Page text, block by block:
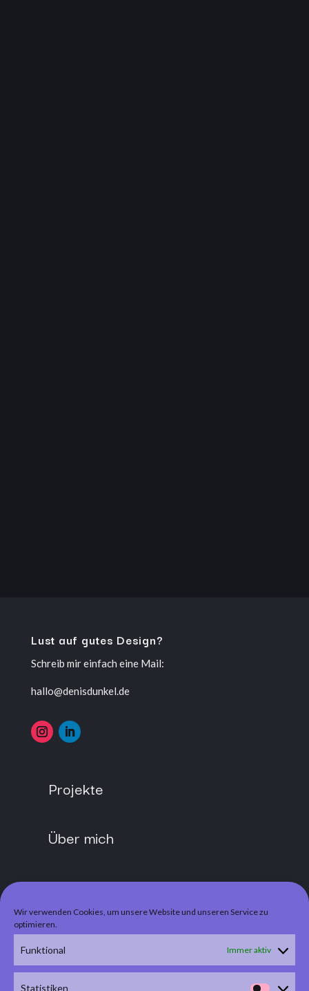
Wir verwenden Cookies, um unsere Website und unseren Service zu
optimieren.
Funktional Immer aktiv
Statistiken
Lust auf gutes Design?
Schreib mir einfach eine Mail:
hallo@denisdunkel.de
Projekte
Über mich
Kontakt
Cookies